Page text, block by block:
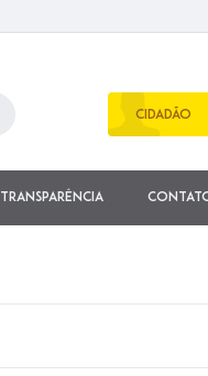
CIDADÃO
Transparência